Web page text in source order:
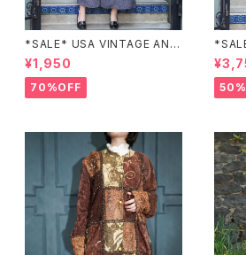
*SALE* USA VINTAGE ANN
EX HALF SLEEVE FLOWER
PATTERNED ONE PIECE/ア
メリカ古着半袖花柄ワンピース
¥1,950
70%OFF
IGN
カ古
ンピ